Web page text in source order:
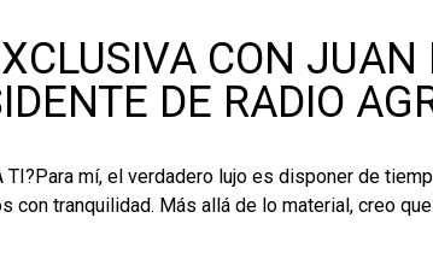
CON JUAN
DE RADIO
TI?Para mí, el verdadero lujo es disponer de
con tranquilidad. Más allá de lo material, creo